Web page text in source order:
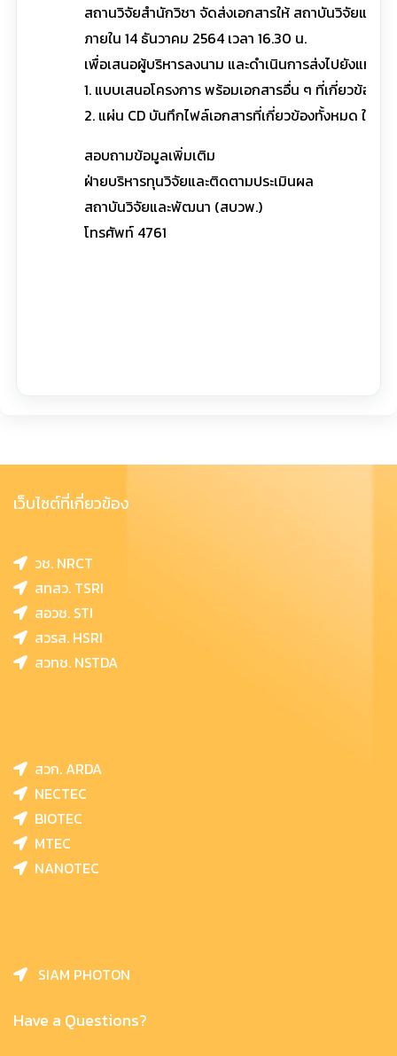
สถานวิจัยสำนักวิชา จัดส่งเอกสารให้ สถาบันวิจัยและ
ภายใน 14 ธันวาคม 2564 เวลา 16.30 น.
เพื่อเสนอผู้บริหารลงนาม และดำเนินการส่งไปยังแหล่ง
1. แบบเสนอโครงการ พร้อมเอกสารอื่น ๆ ที่เกี่ยวข้อง
2. แผ่น CD บันทึกไฟล์เอกสารที่เกี่ยวข้องทั้งหมด ในรูป
สอบถามข้อมูลเพิ่มเติม
ฝ่ายบริหารทุนวิจัยและติดตามประเมินผล
สถาบันวิจัยและพัฒนา (สบวพ.)
โทรศัพท์ 4761
เว็บไซต์ที่เกี่ยวข้อง
วช. NRCT
สทสว. TSRI
สอวช. STI
สวรส. HSRI
สวทช. NSTDA
สวก. ARDA
NECTEC
BIOTEC
MTEC
NANOTEC
SIAM PHOTON
Have a Questions?